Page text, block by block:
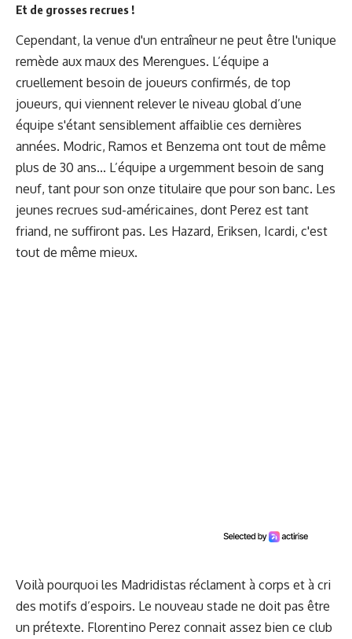
Et de grosses recrues !
Cependant, la venue d'un entraîneur ne peut être l'unique
remède aux maux des Merengues. L’équipe a
cruellement besoin de joueurs confirmés, de top
joueurs, qui viennent relever le niveau global d’une
équipe s'étant sensiblement affaiblie ces dernières
années. Modric, Ramos et Benzema ont tout de même
plus de 30 ans... L’équipe a urgemment besoin de sang
neuf, tant pour son onze titulaire que pour son banc. Les
jeunes recrues sud-américaines, dont Perez est tant
friand, ne suffiront pas. Les Hazard, Eriksen, Icardi, c'est
tout de même mieux.
Voilà pourquoi les Madridistas réclament à corps et à cri
des motifs d’espoirs. Le nouveau stade ne doit pas être
un prétexte. Florentino Perez connait assez bien ce club